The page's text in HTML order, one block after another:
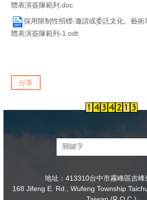
體表演簽陳範列.doc
採用限制性招標-邀請或委託文化、藝術
體表演簽陳範列-1.odt
分享
地址：413310台中市霧峰區吉峰
168 Jifeng E. Rd., Wufeng Township